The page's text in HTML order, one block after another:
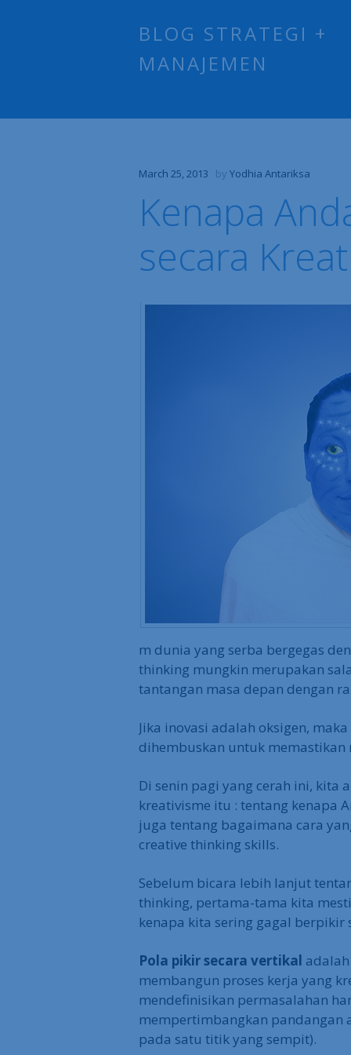
BLOG STRATEGI +
MANAJEMEN
March 25, 2013 by Yodhia Antariksa
Kenapa
secara
m dunia yang serba bergegas
thinking mungkin merupakan
tantangan masa depan dengan
Jika inovasi adalah oksigen,
dihembuskan untuk
Di senin pagi yang cerah ini, kita
kreativisme itu : tentang kenapa
juga tentang bagaimana cara
creative thinking skills.
Sebelum bicara lebih lanjut
thinking, pertama-tama kita
kenapa kita sering gagal berpikir
Pola pikir secara vertikal
membangun proses kerja yang
mendefinisikan permasalahan
mempertimbangkan
pada satu titik yang sempit).